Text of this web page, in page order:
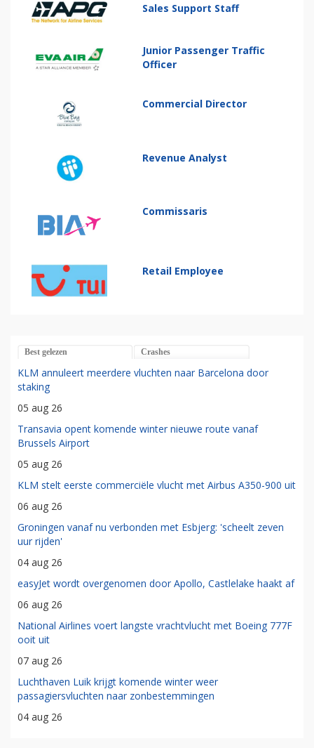
Sales Support Staff
Junior Passenger Traffic
Officer
Commercial Director
Revenue Analyst
Commissaris
Retail Employee
Best gelezen Crashes
KLM annuleert meerdere vluchten naar Barcelona door
staking
05 aug 26
Transavia opent komende winter nieuwe route vanaf
Brussels Airport
05 aug 26
KLM stelt eerste commerciële vlucht met Airbus A350-900 uit
06 aug 26
Groningen vanaf nu verbonden met Esbjerg: 'scheelt zeven
uur rijden'
04 aug 26
easyJet wordt overgenomen door Apollo, Castlelake haakt af
06 aug 26
National Airlines voert langste vrachtvlucht met Boeing 777F
ooit uit
07 aug 26
Luchthaven Luik krijgt komende winter weer
passagiersvluchten naar zonbestemmingen
04 aug 26